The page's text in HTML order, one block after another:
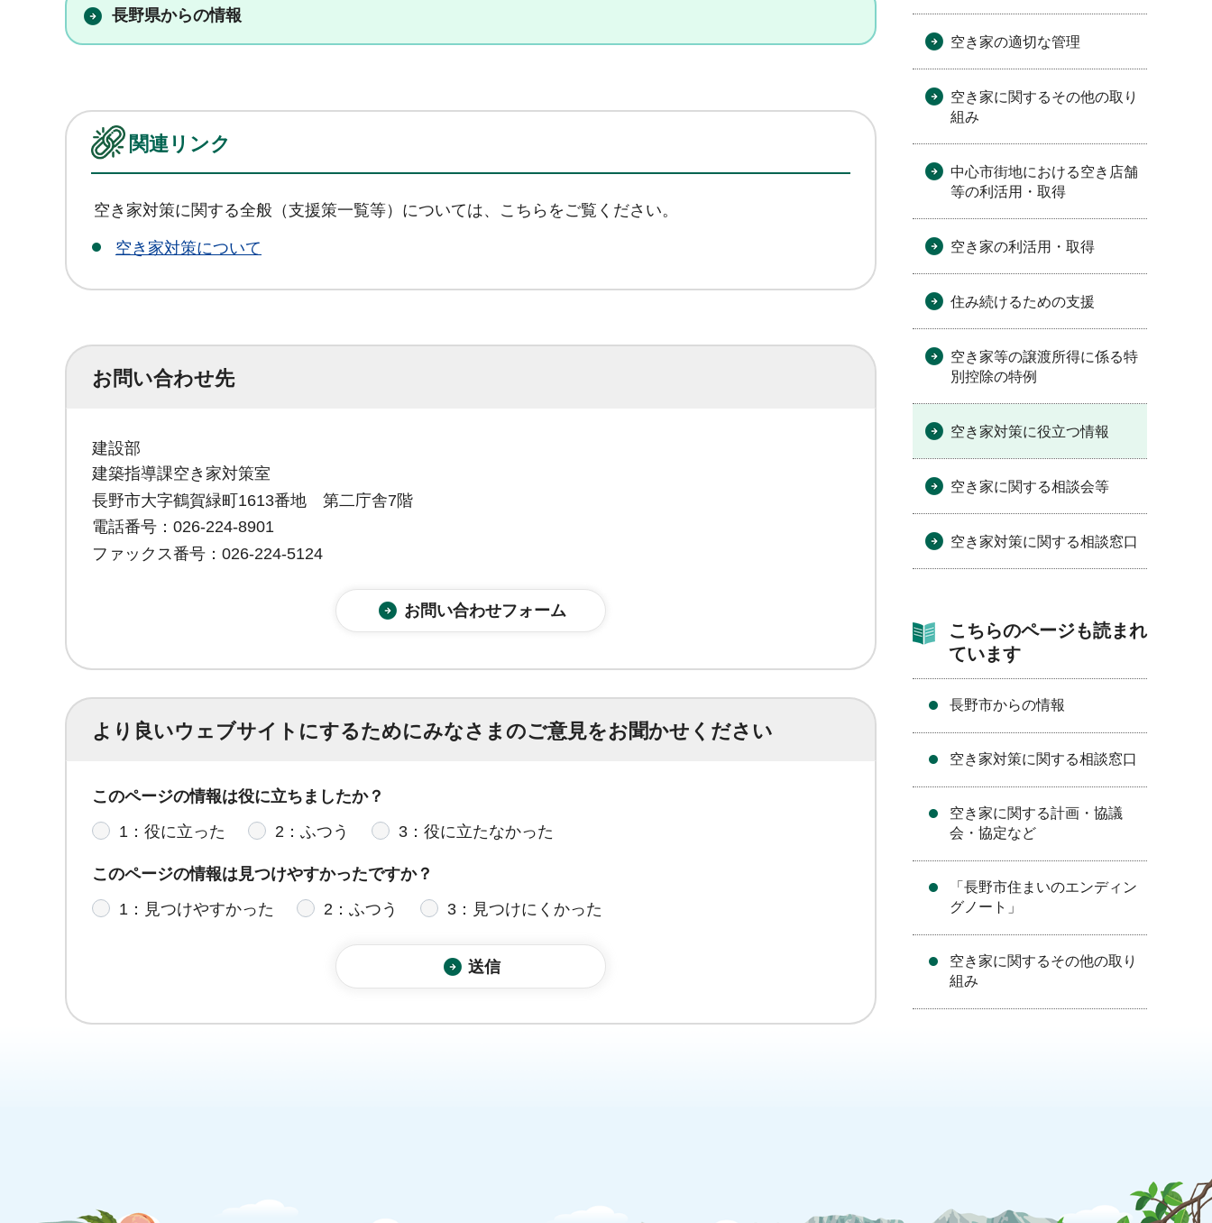
長野県からの情報
関連リンク
空き家対策に関する全般（支援策一覧等）については、こちらをご覧ください。
空き家対策について
お問い合わせ先
建設部
建築指導課空き家対策室
長野市大字鶴賀緑町1613番地 第二庁舎7階
電話番号：026-224-8901
ファックス番号：026-224-5124
より良いウェブサイトにするためにみなさまのご意見をお聞かせください
このページの情報は役に立ちましたか？
1：役に立った
2：ふつう 3：役に立たなかった
このページの情報は見つけやすかったですか？
1：見つけやすかった
2：ふつう 3：見つけにくかった
空き家の適切な管理
空き家に関するその他の取り
組み
中心市街地における空き店舗
等の利活用・取得
空き家の利活用・取得
住み続けるための支援
空き家等の譲渡所得に係る特
別控除の特例
空き家対策に役立つ情報
空き家に関する相談会等
空き家対策に関する相談窓口
こちらのページも読まれ
ています
長野市からの情報
空き家対策に関する相談窓口
空き家に関する計画・協議
会・協定など
「長野市住まいのエンディン
グノート」
空き家に関するその他の取り
組み